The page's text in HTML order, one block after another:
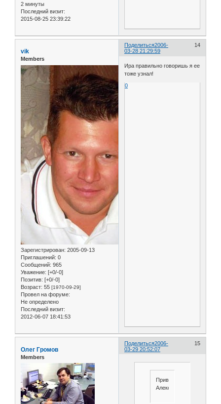
2 минуты
Последний визит:
2015-08-25 23:39:22
Поделиться 14
2006-
03-28 21:29:59
vik
Members
Зарегистрирован: 2005-09-13
Приглашений: 0
Сообщений: 965
Уважение: [+0/-0]
Позитив: [+0/-0]
Возраст: 55 [1970-09-29]
Провел на форуме:
Не определено
Последний визит:
2012-06-07 18:41:53
Ира правильно говоришь я ее
тоже узнал!
0
Поделиться 15
2006-
03-29 20:52:07
Олег Громов
Members
Привет
Александр